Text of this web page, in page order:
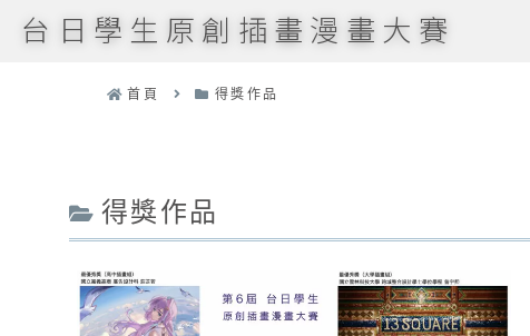
台日學生原創插畫漫畫大賽
首頁 得獎作品
得獎作品